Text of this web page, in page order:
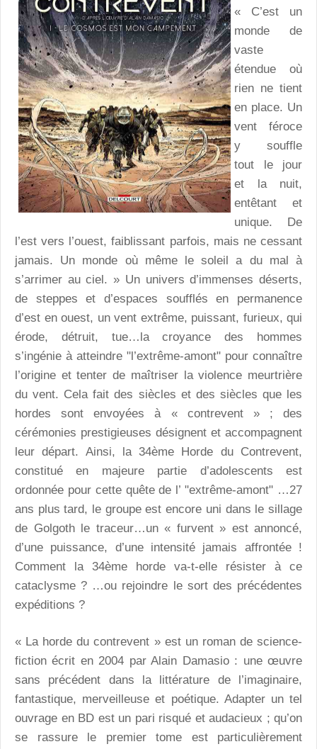
« C’est un
monde de
vaste
étendue où
rien ne tient
en place. Un
vent féroce
y souffle
tout le jour
et la nuit,
entêtant et
unique. De
l’est vers l’ouest, faiblissant parfois, mais ne cessant
jamais. Un monde où même le soleil a du mal à
s’arrimer au ciel. » Un univers d’immenses déserts,
de steppes et d’espaces soufflés en permanence
d’est en ouest, un vent extrême, puissant, furieux, qui
érode, détruit, tue…la croyance des hommes
s’ingénie à atteindre "l’extrême-amont" pour connaître
l’origine et tenter de maîtriser la violence meurtrière
du vent. Cela fait des siècles et des siècles que les
hordes sont envoyées à « contrevent » ; des
cérémonies prestigieuses désignent et accompagnent
leur départ. Ainsi, la 34ème Horde du Contrevent,
constitué en majeure partie d’adolescents est
ordonnée pour cette quête de l’ "extrême-amont" …27
ans plus tard, le groupe est encore uni dans le sillage
de Golgoth le traceur…un « furvent » est annoncé,
d’une puissance, d’une intensité jamais affrontée !
Comment la 34ème horde va-t-elle résister à ce
cataclysme ? …ou rejoindre le sort des précédentes
expéditions ?
« La horde du contrevent » est un roman de science-
fiction écrit en 2004 par Alain Damasio : une œuvre
sans précédent dans la littérature de l’imaginaire,
fantastique, merveilleuse et poétique. Adapter un tel
ouvrage en BD est un pari risqué et audacieux ; qu’on
se rassure le premier tome est particulièrement